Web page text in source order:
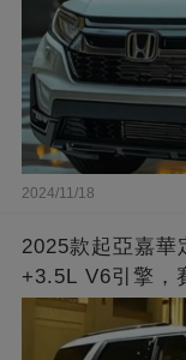
2024/11/18
2025款起亞嘉華
+3.5L V6引擎，